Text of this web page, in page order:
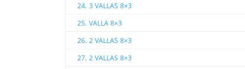
24. 3 VALLAS 8×3
25. VALLA 8×3
26. 2 VALLAS 8×3
27. 2 VALLAS 8×3